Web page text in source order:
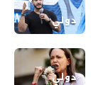
دولي
دولي